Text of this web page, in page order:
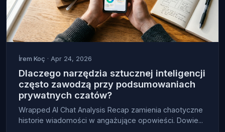
İrem Koç · Apr 24, 2026
Dlaczego narzędzia sztucznej inteligencji
często zawodzą przy podsumowaniach
prywatnych czatów?
Wrapped AI Chat Analysis Recap zamienia chaotyczne
historie wiadomości w angażujące opowieści. Dowie...